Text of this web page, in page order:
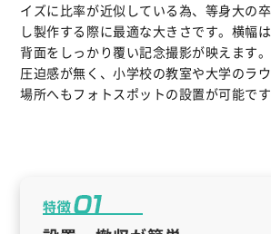
イズに比率が近似している為、等身大の
し製作する際に最適な大きさです。横幅
背面をしっかり覆い記念撮影が映えます
圧迫感が無く、小学校の教室や大学のラ
場所へもフォトスポットの設置が可能です